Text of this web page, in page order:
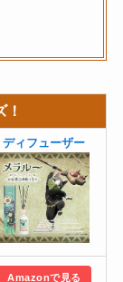
ディフューザー
Amazonで見る